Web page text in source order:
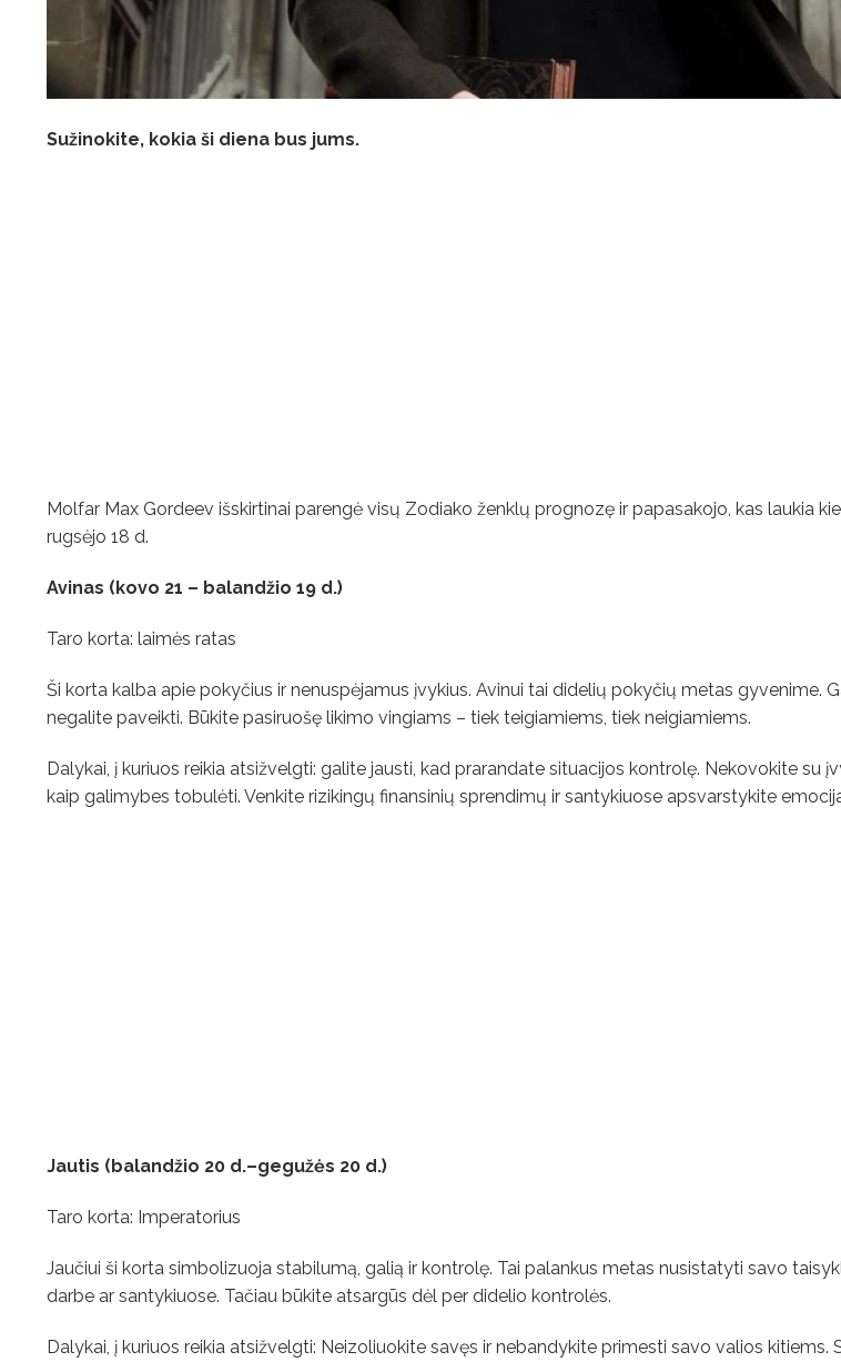
Sužinokite, kokia ši diena bus jums.
Molfar Max Gordeev išskirtinai parengė visų Zodiako ženklų prognozę ir papasakojo, kas laukia
rugsėjo 18 d.
Avinas (kovo 21 – balandžio 19 d.)
Taro korta: laimės ratas
Ši korta kalba apie pokyčius ir nenuspėjamus įvykius. Avinui tai didelių pokyčių metas gyvenime.
negalite paveikti. Būkite pasiruošę likimo vingiams – tiek teigiamiems, tiek neigiamiems.
Dalykai, į kuriuos reikia atsižvelgti: galite jausti, kad prarandate situacijos kontrolę. Nekovokite su
kaip galimybes tobulėti. Venkite rizikingų finansinių sprendimų ir santykiuose apsvarstykite
Jautis (balandžio 20 d.–gegužės 20 d.)
Taro korta: Imperatorius
Jaučiui ši korta simbolizuoja stabilumą, galią ir kontrolę. Tai palankus metas nusistatyti savo
darbe ar santykiuose. Tačiau būkite atsargūs dėl per didelio kontrolės.
Dalykai, į kuriuos reikia atsižvelgti: Neizoliuokite savęs ir nebandykite primesti savo valios kitiems.